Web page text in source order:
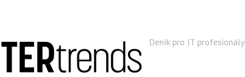
Deník pro IT profesionály